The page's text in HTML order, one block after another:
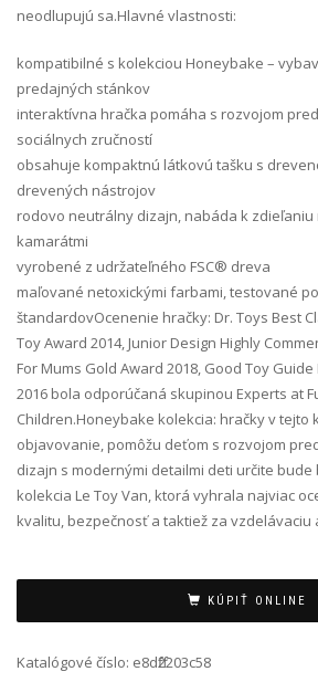
neodlupujú sa.Hlavné vlastnosti:
kompatibilné s kolekciou Honeybake –
predajných stánkov
interaktívna hračka pomáha s rozvojom
sociálnych zručností
obsahuje kompaktnú látkovú tašku s
drevených nástrojov
rodovo neutrálny dizajn, nabáda k zdieľaniu
kamarátmi
vyrobené z udržateľného FSC® dreva
maľované netoxickými farbami, testované
štandardovOcenenie hračky: Dr. Toys Best
Toy Award 2014, Junior Design Highly
For Mums Gold Award 2018, Good Toy
2016 bola odporúčaná skupinou Experts at
Children.Honeybake kolekcia: hračky v tejto
objavovanie, pomôžu deťom s rozvojom
dizajn s modernými detailmi deti určite
kolekcia Le Toy Van, ktorá vyhrala najviac
kvalitu, bezpečnosť a taktiež za vzdelávaciu
KÚPIŤ ONLINE
Katalógové číslo: e8dff2203c58